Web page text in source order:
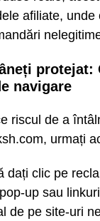
afiliate,
protejat:
navigare
riscul de a
urmați
dați clic pe
up sau
de pe site-uri